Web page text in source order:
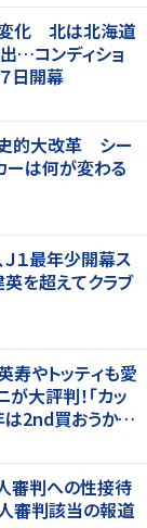
変化 北は北海道
…コンディショ
日開幕
史的大改革 シー
ーは何が変わる
１最年少開幕ス
を超えてクラブ
寿やトッティも愛
が大評判！｢カッ
は2nd買おうか
審判への性接待
審判該当の報道